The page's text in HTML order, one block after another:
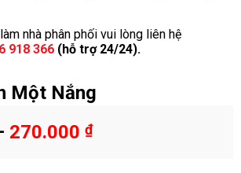
nhà phân phối vui lòng liên hệ
918 366 (hỗ trợ 24/24).
Một Nắng
270.000 ₫